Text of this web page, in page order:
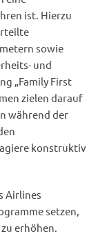
ist. Hierzu
sowie
und
„Family First
zielen darauf
während der
konstruktiv
Airlines
setzen,
erhöhen.